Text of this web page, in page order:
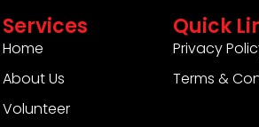
Services
Home
About Us
Volunteer
Quick
Privacy
Terms &